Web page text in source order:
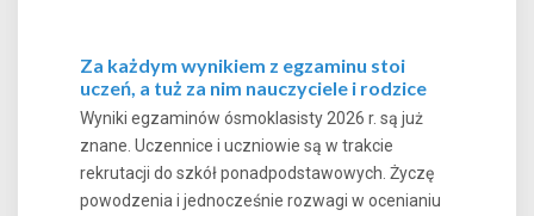
Za każdym wynikiem z egzaminu stoi
uczeń, a tuż za nim nauczyciele i rodzice
Wyniki egzaminów ósmoklasisty 2026 r. są już
znane. Uczennice i uczniowie są w trakcie
rekrutacji do szkół ponadpodstawowych. Życzę
powodzenia i jednocześnie rozwagi w ocenianiu